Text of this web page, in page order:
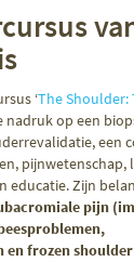
‘The Shoulder:
op een
een
pijnwetenschap,
educatie. Zijn
pijn
en frozen shoulder